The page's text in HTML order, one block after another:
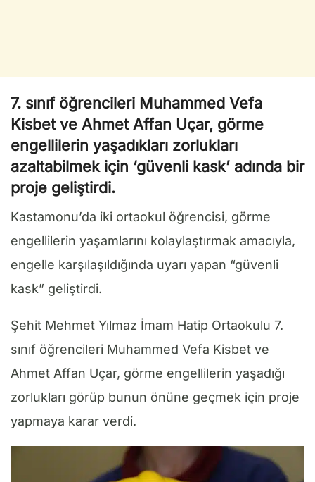
7. sınıf öğrencileri Muhammed Vefa
Kisbet ve Ahmet Affan Uçar, görme
engellilerin yaşadıkları zorlukları
azaltabilmek için ‘güvenli kask’ adında bir
proje geliştirdi.
Kastamonu’da iki ortaokul öğrencisi, görme
engellilerin yaşamlarını kolaylaştırmak amacıyla,
engelle karşılaşıldığında uyarı yapan “güvenli
kask” geliştirdi.
Şehit Mehmet Yılmaz İmam Hatip Ortaokulu 7.
sınıf öğrencileri Muhammed Vefa Kisbet ve
Ahmet Affan Uçar, görme engellilerin yaşadığı
zorlukları görüp bunun önüne geçmek için proje
yapmaya karar verdi.